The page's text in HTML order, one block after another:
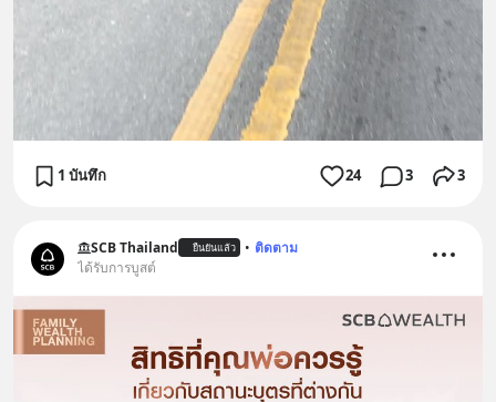
1 บันทึก 24 3 3
SCB Thailand ยืนยันแล้ว • ติดตาม
ได้รับการบูสต์